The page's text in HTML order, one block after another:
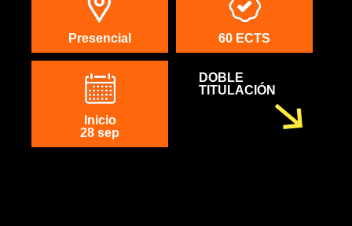
Presencial 60 ECTS
Inicio
28 sep
DOBLE
TITULACIÓN